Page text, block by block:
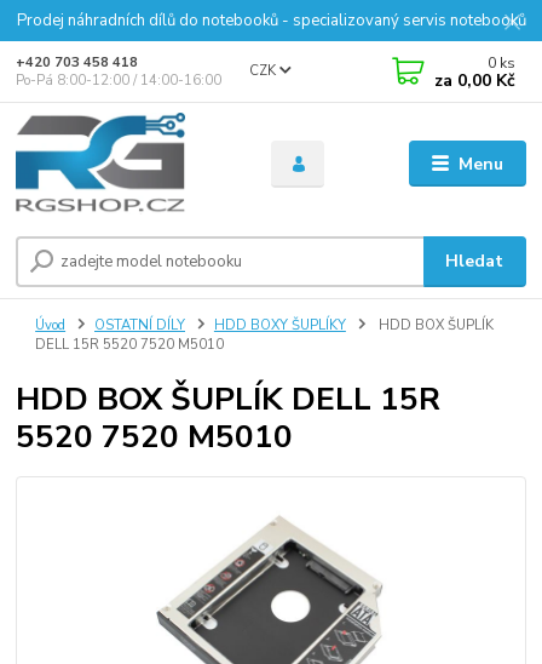
Prodej náhradních dílů do notebooků - specializovaný servis notebooků
Menu
CZK
Hledat
+420 703 458 418
Po-Pá 8:00-12:00 / 14:00-16:00
0 ks
za 0,00 Kč
Úvod OSTATNÍ DÍLY HDD BOXY ŠUPLÍKY
HDD BOX ŠUPLÍK
DELL 15R 5520 7520 M5010
HDD BOX ŠUPLÍK DELL 15R
5520 7520 M5010